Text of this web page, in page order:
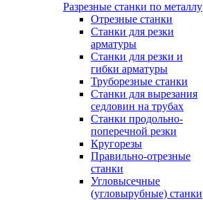
Разрезные станки по металлу
Отрезные станки
Станки для резки
арматуры
Станки для резки и
гибки арматуры
Труборезные станки
Станки для вырезания
седловин на трубаx
Станки продольно-
поперечной резки
Кругорезы
Правильно-отрезные
станки
Угловысечные
(угловырубные) станки